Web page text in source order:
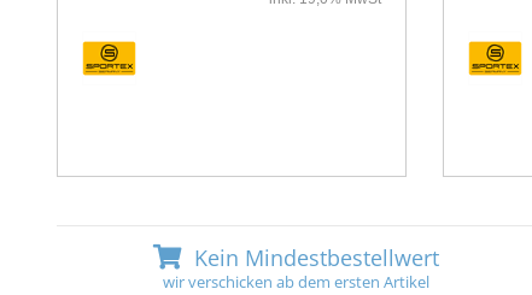
Kein Mindestbestellwert
wir verschicken ab dem ersten Artikel